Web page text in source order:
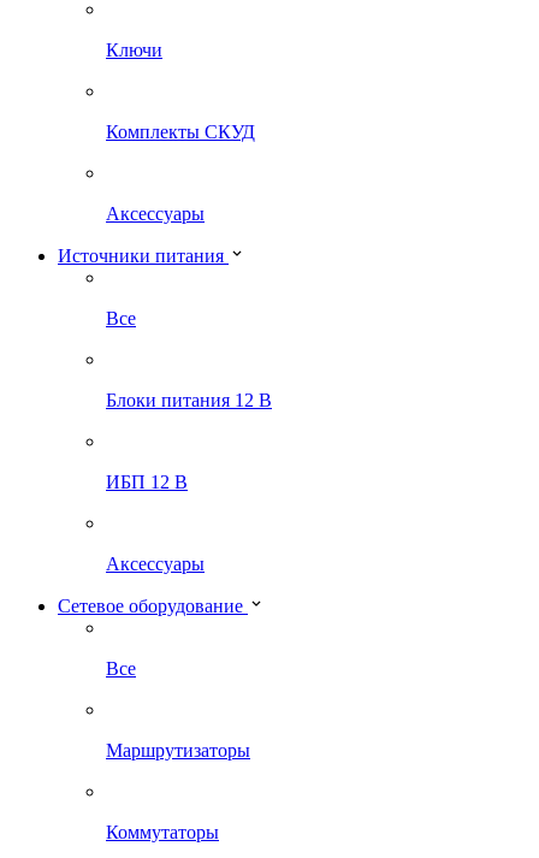
Ключи
Комплекты СКУД
Аксессуары
Источники питания
Все
Блоки питания 12 В
ИБП 12 В
Аксессуары
Сетевое оборудование
Все
Маршрутизаторы
Коммутаторы